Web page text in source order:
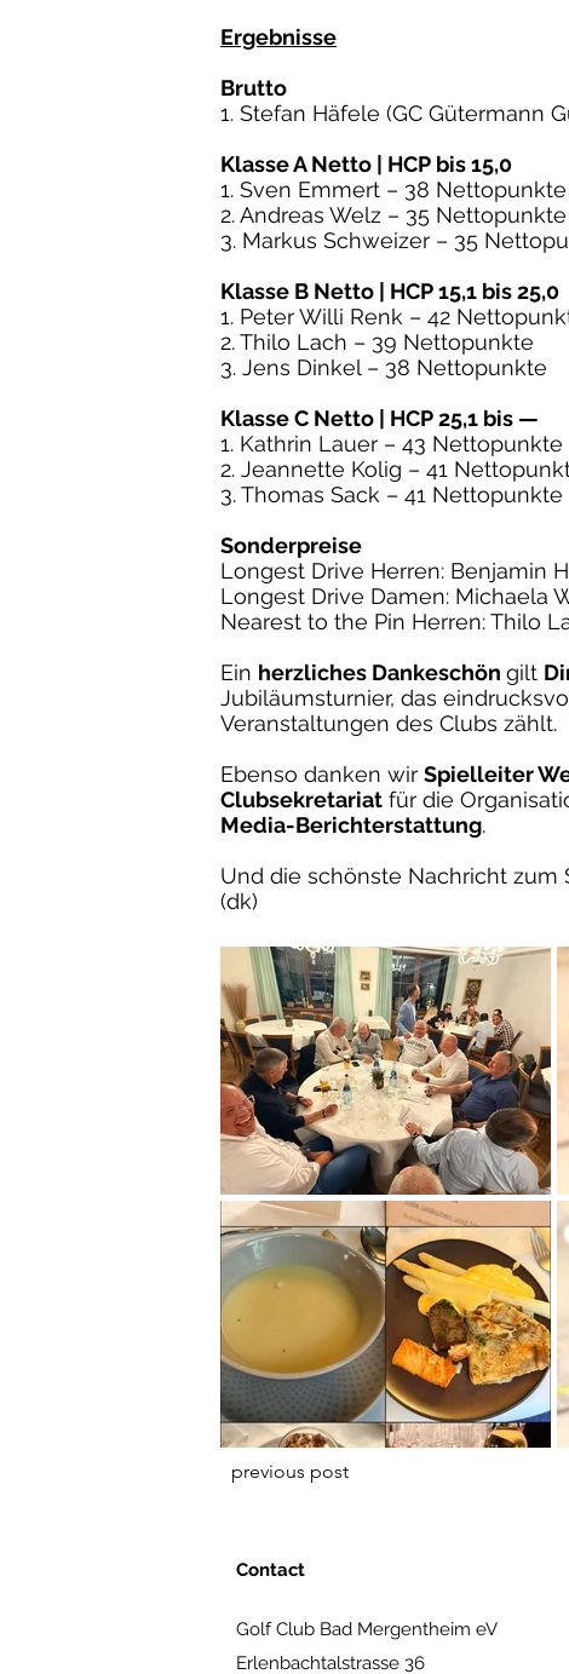
Ergebnisse
Brutto
1. Stefan Häfele (GC Gütermann
Klasse A Netto | HCP bis 15,0
1. Sven Emmert – 38 Nettopunkte
2. Andreas Welz – 35 Nettopunkte
3. Markus Schweizer – 35
Klasse B Netto | HCP 15,1 bis 25,0
1. Peter Willi Renk – 42
2. Thilo Lach – 39 Nettopunkte
3. Jens Dinkel – 38 Nettopunkte
Klasse C Netto | HCP 25,1 bis —
1. Kathrin Lauer – 43 Nettopunkte
2. Jeannette Kolig – 41
3. Thomas Sack – 41 Nettopunkte
Sonderpreise
Longest Drive Herren: Benjamin
Longest Drive Damen: Michaela
Nearest to the Pin Herren: Thilo
Ein herzliches Dankeschön gilt
Jubiläumsturnier, das
Veranstaltungen des Clubs zählt.
Ebenso danken wir Spielleiter
Clubsekretariat für die
Media-Berichterstattung.
Und die schönste Nachricht zum
(dk)
previous post
Contact
Golf Club Bad Mergentheim eV
Erlenbachtalstrasse 36